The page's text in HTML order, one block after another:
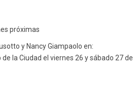
próximas
la Ciudad el viernes 26 y sábado 27 de